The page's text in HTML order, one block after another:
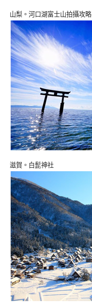
山梨。河口湖富士山拍攝攻略
滋賀。白髭神社